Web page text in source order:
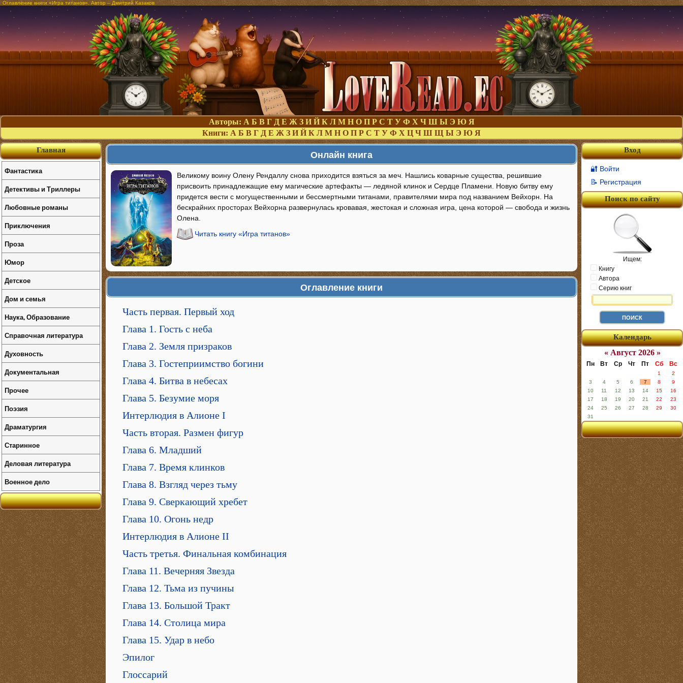
Оглавление книги «Игра титанов». Автор – Дмитрий Казаков
Авторы: А Б В Г Д Е Ж З И Й К Л М Н О П Р С Т У Ф Х Ч Ш Ы Э Ю Я
Книги: А Б В Г Д Е Ж З И Й К Л М Н О П Р С Т У Ф Х Ц Ч Ш Щ Ы Э Ю Я
Онлайн книга
Великому воину Олену Рендаллу снова приходится взяться за меч. Нашлись коварные существа, решившие
присвоить принадлежащие ему магические артефакты — ледяной клинок и Сердце Пламени. Новую битву ему
придется вести с могущественными и бессмертными титанами, правителями мира под названием Вейхорн. На
бескрайних просторах Вейхорна развернулась кровавая, жестокая и сложная игра, цена которой — свобода и жизнь
Олена.
Читать книгу «Игра титанов»
Оглавление книги
Часть первая. Первый ход
Глава 1. Гость с неба
Глава 2. Земля призраков
Глава 3. Гостеприимство богини
Глава 4. Битва в небесах
Глава 5. Безумие моря
Интерлюдия в Алионе I
Часть вторая. Размен фигур
Глава 6. Младший
Глава 7. Время клинков
Глава 8. Взгляд через тьму
Глава 9. Сверкающий хребет
Глава 10. Огонь недр
Интерлюдия в Алионе II
Часть третья. Финальная комбинация
Глава 11. Вечерняя Звезда
Глава 12. Тьма из пучины
Глава 13. Большой Тракт
Глава 14. Столица мира
Глава 15. Удар в небо
Эпилог
Глоссарий
Вход
🔐 Войти
📝 Регистрация
Поиск по сайту
Ищем:
Книгу
Автора
Серию книг
Календарь
« Август 2026 »
Пн Вт Ср Чт Пт Сб Вс
1
2
3
4 5 6 7 8
9
10
11 12 13 14 15
16
17
18 19 20 21 22
23
24
25 26 27 28 29
30
31
Главная
Фантастика
Детективы и Триллеры
Любовные романы
Приключения
Проза
Юмор
Детское
Дом и семья
Наука, Образование
Справочная литература
Духовность
Документальная
Прочее
Поэзия
Драматургия
Старинное
Деловая литература
Военное дело